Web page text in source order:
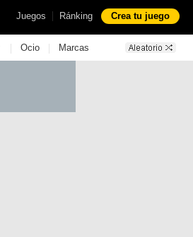
Juegos | Ránking Crea tu juego
| Ocio | Marcas